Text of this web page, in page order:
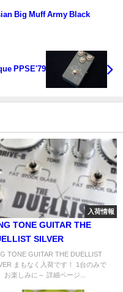
Big Muff Army Black
PPSE'79
入荷情報
TONE GUITAR THE
SILVER
TONE GUITAR THE DUELLIST
まもなく入荷です！ 1台のみで
お楽しみに～ 詳細ページ...